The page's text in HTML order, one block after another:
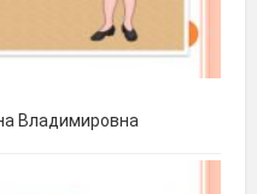
Владимировна